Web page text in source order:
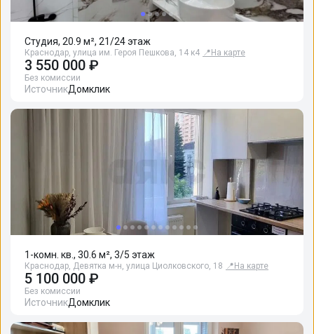
Студия, 20.9 м², 21/24 этаж
Краснодар, улица им. Героя Пешкова, 14 к4 📍 На карте
3 550 000 ₽
Без комиссии
ИсточникДомклик
1-комн. кв., 30.6 м², 3/5 этаж
Краснодар, Девятка м-н, улица Циолковского, 18 📍 На карте
5 100 000 ₽
Без комиссии
ИсточникДомклик